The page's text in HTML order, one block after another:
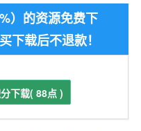
）的资源免费下
下载后不退款！
下载( 88点 )